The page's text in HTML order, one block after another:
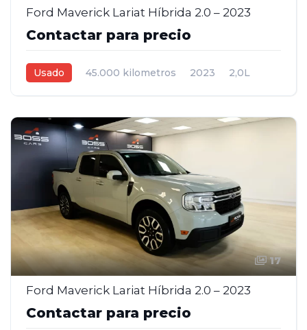
Ford Maverick Lariat Híbrida 2.0 – 2023
Contactar para precio
Usado 45.000 kilometros 2023
2,0L
17
Ford Maverick Lariat Híbrida 2.0 – 2023
Contactar para precio